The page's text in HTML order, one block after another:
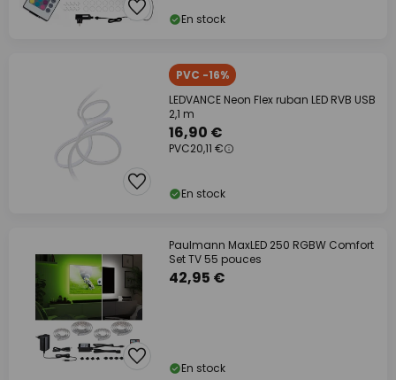
En stock
PVC -16%
LEDVANCE Neon Flex ruban LED RVB USB
2,1 m
16,90 €
PVC20,11 €
En stock
Paulmann MaxLED 250 RGBW Comfort
Set TV 55 pouces
42,95 €
En stock